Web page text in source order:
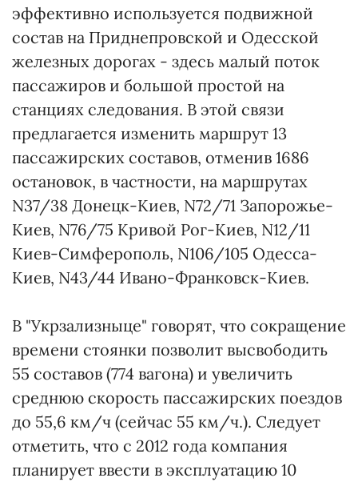
эффективно используется подвижной
состав на Приднепровской и Одесской
железных дорогах - здесь малый поток
пассажиров и большой простой на
станциях следования. В этой связи
предлагается изменить маршрут 13
пассажирских составов, отменив 1686
остановок, в частности, на маршрутах
N37/38 Донецк-Киев, N72/71 Запорожье-
Киев, N76/75 Кривой Рог-Киев, N12/11
Киев-Симферополь, N106/105 Одесса-
Киев, N43/44 Ивано-Франковск-Киев.
В "Укрзализныце" говорят, что сокращение
времени стоянки позволит высвободить
55 составов (774 вагона) и увеличить
среднюю скорость пассажирских поездов
до 55,6 км/ч (сейчас 55 км/ч.). Следует
отметить, что с 2012 года компания
планирует ввести в эксплуатацию 10